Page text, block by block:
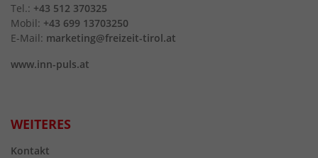
Tel.: +43 512 370325
Mobil: +43 699 13703250
E-Mail: marketing@freizeit-tirol.at
www.inn-puls.at
WEITERES
Kontakt